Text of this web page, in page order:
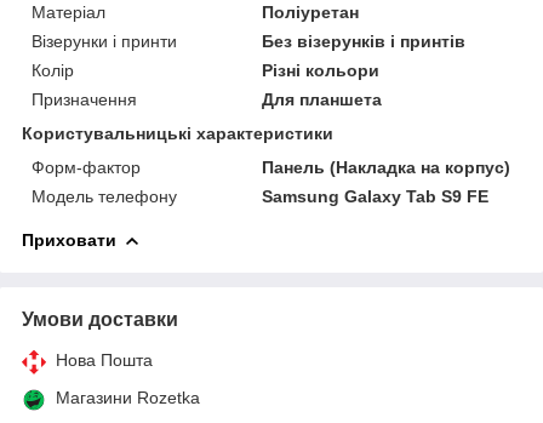
Матеріал
Поліуретан
Візерунки і принти
Без візерунків і принтів
Колір
Різні кольори
Призначення
Для планшета
Користувальницькі характеристики
Форм-фактор
Панель (Накладка на корпус)
Модель телефону
Samsung Galaxy Tab S9 FE
Приховати
Умови доставки
Нова Пошта
Магазини Rozetka